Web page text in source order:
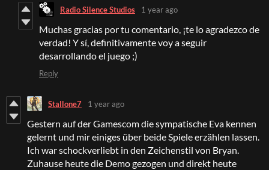
Radio Silence Studios 1 year ago
Muchas gracias por tu comentario, ¡te lo agradezco de
verdad! Y sí, definitivamente voy a seguir
desarrollando el juego ;)
Reply
Stallone7 1 year ago
Gestern auf der Gamescom die sympatische Eva kennen
gelernt und mir einiges über beide Spiele erzählen lassen.
Ich war schockverliebt in den Zeichenstil von Bryan.
Zuhause heute die Demo gezogen und direkt heute